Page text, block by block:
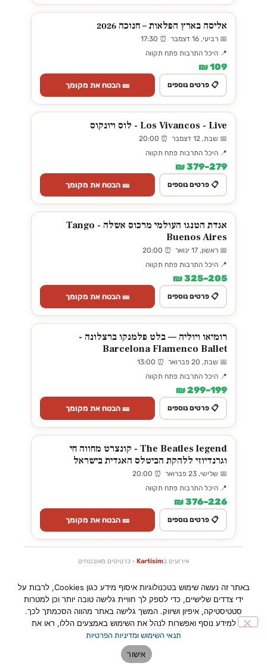
אליסה בארץ הפלאות – חנוכה 2026
📅 רביעי, 16 דצמבר ⏰ 17:30
📍 היכל התרבות פתח תקווה
109 ₪
📋 פרטים נוספים 🎫 הבטח את מקומך
Los Vivancos - Live - לוס ויונקוס
📅 שבת, 12 דצמבר ⏰ 20:00
📍 היכל התרבות פתח תקווה
279–379 ₪
📋 פרטים נוספים 🎫 הבטח את מקומך
אגדת הטנגו העולמי מרכוס אשלה - Tango
Buenos Aires
📅 ראשון, 17 ינואר ⏰ 20:00
📍 היכל התרבות פתח תקווה
205–325 ₪
📋 פרטים נוספים 🎫 הבטח את מקומך
רומיאו ויוליה — בלט פלמנקו ברצלונה -
Barcelona Flamenco Ballet
📅 שבת, 20 פברואר ⏰ 13:00
📍 היכל התרבות פתח תקווה
199–299 ₪
📋 פרטים נוספים 🎫 הבטח את מקומך
The Beatles legend - קונצרט מחווה חי
וגרנדיוזי ללהקת הביטלס האגדית בישראל
📅 שלישי, 23 פברואר ⏰ 20:00
📍 היכל התרבות פתח תקווה
226–376 ₪
📋 פרטים נוספים 🎫 הבטח את מקומך
אירועים בKartisim · כרטיסים מאובטחים
פוטו מגנה - הזמינו עכשיו ואספו בפ״ת! →
אולי יעניין אותך גם
באתר זה נעשה שימוש בטכנולוגיות איסוף מידע כגון Cookies, לרבות על
ידי צדדים שלישיים, כדי לספק לך חוויית גלישה טובה יותר וכן למטרות
סטטיסטיקה, איפיון ושיווק. המשך גלישה באתר מהווה הסכמתך לכך.
למידע נוסף ואפשרות לנהל את השימוש באמצעים הללו, ראו את
תנאי השימוש ומדיניות הפרטיות
אישור